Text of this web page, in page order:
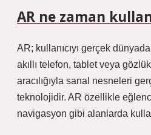
AR ne zaman
AR; kullanıcıyı gerçek
akıllı telefon, tablet veya
aracılığıyla sanal nesneleri
teknolojidir. AR özellikle
navigasyon gibi alanlarda